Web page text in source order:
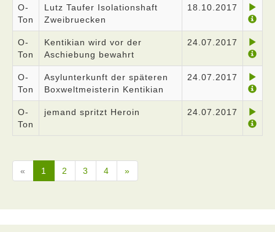
O-
Ton
Lutz Taufer Isolationshaft
Zweibruecken
18.10.2017
O-
Ton
Kentikian wird vor der
Aschiebung bewahrt
24.07.2017
O-
Ton
Asylunterkunft der späteren
Boxweltmeisterin Kentikian
24.07.2017
O-
Ton
jemand spritzt Heroin 24.07.2017
« 1 2 3 4 »